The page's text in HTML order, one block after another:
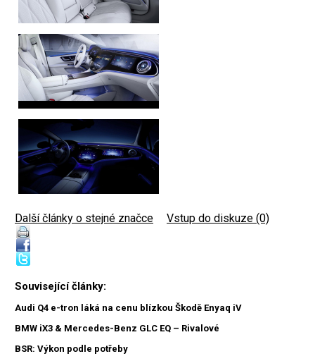
Další články o stejné značce Vstup do diskuze (0)
Související články:
Audi Q4 e-tron láká na cenu blízkou Škodě Enyaq iV
BMW iX3 & Mercedes-Benz GLC EQ – Rivalové
BSR: Výkon podle potřeby